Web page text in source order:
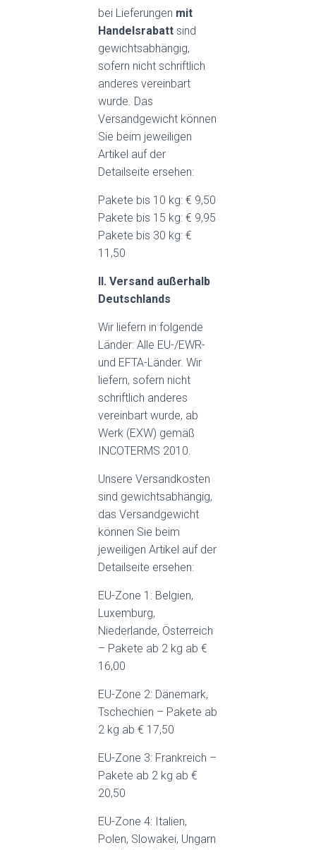
bei Lieferungen mit
Handelsrabatt sind
gewichtsabhängig,
sofern nicht schriftlich
anderes vereinbart
wurde. Das
Versandgewicht können
Sie beim jeweiligen
Artikel auf der
Detailseite ersehen:
Pakete bis 10 kg: € 9,50
Pakete bis 15 kg: € 9,95
Pakete bis 30 kg: €
11,50
II. Versand außerhalb
Deutschlands
Wir liefern in folgende
Länder: Alle EU-/EWR-
und EFTA-Länder. Wir
liefern, sofern nicht
schriftlich anderes
vereinbart wurde, ab
Werk (EXW) gemäß
INCOTERMS 2010.
Unsere Versandkosten
sind gewichtsabhängig,
das Versandgewicht
können Sie beim
jeweiligen Artikel auf der
Detailseite ersehen:
EU-Zone 1: Belgien,
Luxemburg,
Niederlande, Österreich
– Pakete ab 2 kg ab €
16,00
EU-Zone 2: Dänemark,
Tschechien – Pakete ab
2 kg ab € 17,50
EU-Zone 3: Frankreich –
Pakete ab 2 kg ab €
20,50
EU-Zone 4: Italien,
Polen, Slowakei, Ungarn